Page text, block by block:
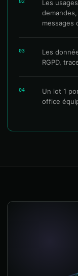
02
Les
messages
03
Les
RGPD,
04
Un lot 1
office